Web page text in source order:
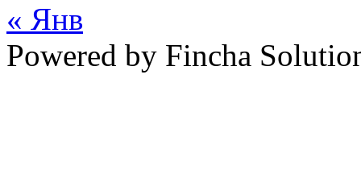
« Янв
Powered by Fincha